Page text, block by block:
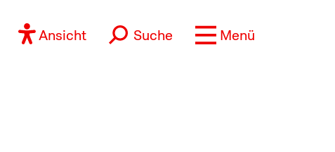
Ansicht Suche Menü